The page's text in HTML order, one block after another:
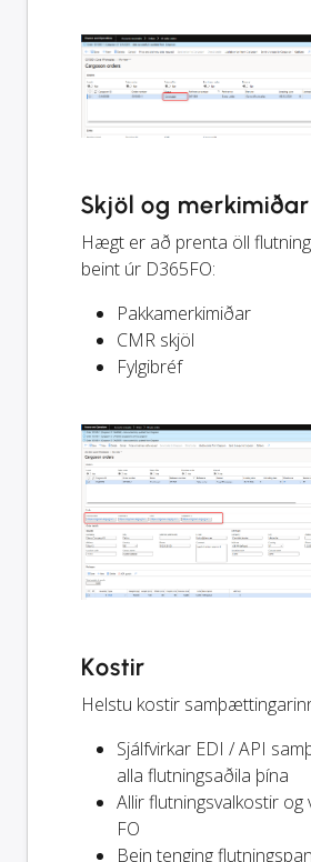
Skjöl og merkimiðar
Hægt er að prenta öll
beint úr D365FO:
Pakkamerkimiðar
CMR skjöl
Fylgibréf
Kostir
Helstu kostir
Sjálfvirkar EDI / API
alla flutningsaðila þína
Allir flutningsvalkostir og
FO
Bein tenging